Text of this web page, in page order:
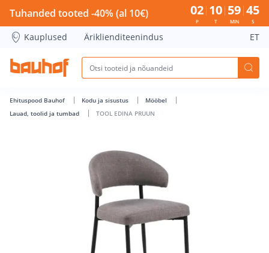
TOOL EDINA PRUUN - Bauhof has loaded
Tuhanded tooted -40% (al 10€) 02
P
10
T
59
MIN
44
S
Kauplused Äriklienditeenindus ET
Ehituspood Bauhof Kodu ja sisustus
Mööbel
Lauad, toolid ja tumbad
TOOL EDINA PRUUN